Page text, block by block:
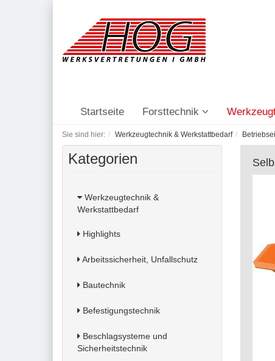
Startseite Forsttechnik
Sie sind hier: Werkzeugtechnik & Werkstattbedarf
Kategorien
Werkzeugtechnik &
Werkstattbedarf
Highlights
Arbeitssicherheit, Unfallschutz
Bautechnik
Befestigungstechnik
Beschlagsysteme und
Sicherheitstechnik